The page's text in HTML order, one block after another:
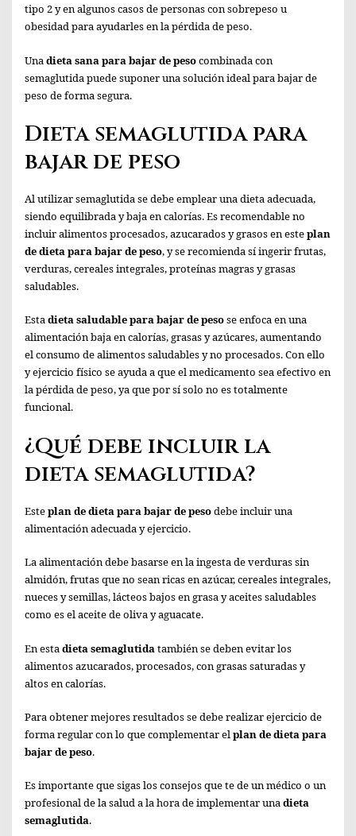
tipo 2 y en algunos casos de personas con sobrepeso u
obesidad para ayudarles en la pérdida de peso.
Unadieta sana para bajar de pesocombinada con
semaglutida puede suponer una solución ideal para bajar de
peso de forma segura.
Dieta semaglutida para
bajar de peso
Al utilizar semaglutida se debe emplear una dieta adecuada,
siendo equilibrada y baja en calorías. Es recomendable no
incluir alimentos procesados, azucarados y grasos en esteplan
de dieta para bajar de peso, y se recomienda sí ingerir frutas,
verduras, cereales integrales, proteínas magras y grasas
saludables.
Estadieta saludable para bajar de pesose enfoca en una
alimentación baja en calorías, grasas y azúcares, aumentando
el consumo de alimentos saludables y no procesados. Con ello
y ejercicio físico se ayuda a que el medicamento sea efectivo en
la pérdida de peso, ya que por sí solo no es totalmente
funcional.
¿Qué debe incluir la
dieta semaglutida?
Esteplan de dieta para bajar de pesodebe incluir una
alimentación adecuada y ejercicio.
La alimentación debe basarse en la ingesta de verduras sin
almidón, frutas que no sean ricas en azúcar, cereales integrales,
nueces y semillas, lácteos bajos en grasa y aceites saludables
como es el aceite de oliva y aguacate.
En esta dieta semaglutida también se deben evitar los
alimentos azucarados, procesados, con grasas saturadas y
altos en calorías.
Para obtener mejores resultados se debe realizar ejercicio de
forma regular con lo que complementar elplan de dieta para
bajar de peso.
Es importante que sigas los consejos que te de un médico o un
profesional de la salud a la hora de implementar unadieta
semaglutida.